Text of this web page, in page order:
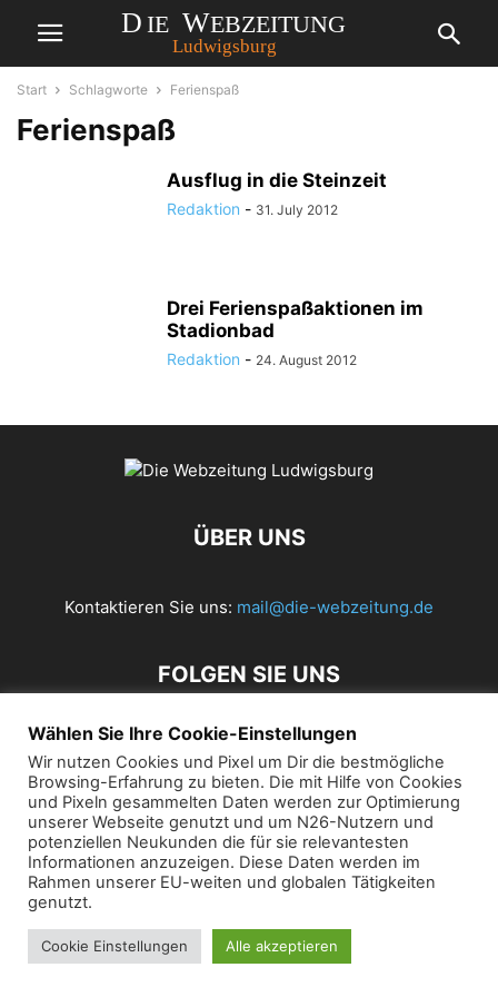
Start Schlagworte Ferienspaß
Ferienspaß
Ausflug in die Steinzeit
Redaktion - 31. July 2012
Drei Ferienspaßaktionen im
Stadionbad
Redaktion - 24. August 2012
ÜBER UNS
Kontaktieren Sie uns: mail@die-webzeitung.de
FOLGEN SIE UNS
© 2019 Die Webzeitung
Wählen Sie Ihre Cookie-Einstellungen
Wir nutzen Cookies und Pixel um Dir die bestmögliche
Browsing-Erfahrung zu bieten. Die mit Hilfe von Cookies
und Pixeln gesammelten Daten werden zur Optimierung
unserer Webseite genutzt und um N26-Nutzern und
potenziellen Neukunden die für sie relevantesten
Informationen anzuzeigen. Diese Daten werden im
Rahmen unserer EU-weiten und globalen Tätigkeiten
genutzt.
Cookie Einstellungen Alle akzeptieren